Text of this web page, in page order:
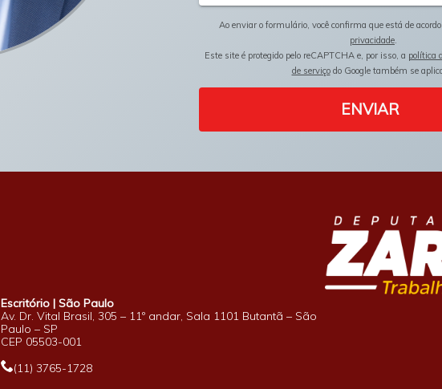
Ao enviar o formulário, você confirma que está de
privacidade
Este site é protegido pelo reCAPTCHA e, por isso, a política
de serviçodo Google também se
ENVIAR
Escritório | São Paulo
Av. Dr. Vital Brasil, 305 – 11º andar, Sala 1101 Butantã – São
Paulo – SP
CEP 05503-001
(11) 3765-1728